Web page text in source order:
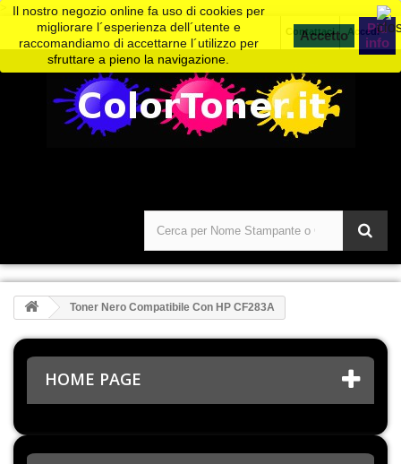
Accedi
Contattaci
Il nostro negozio online fa uso di cookies per
migliorare l´esperienza dell´utente e
raccomandiamo di accettarne l´utilizzo per
sfruttare a pieno la navigazione.
Piú
info
Toner Nero Compatibile Con HP CF283A
HOME PAGE